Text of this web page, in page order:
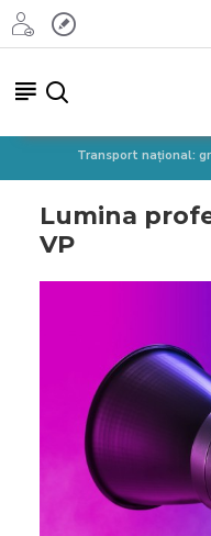
Transport național:
Lumina
VP